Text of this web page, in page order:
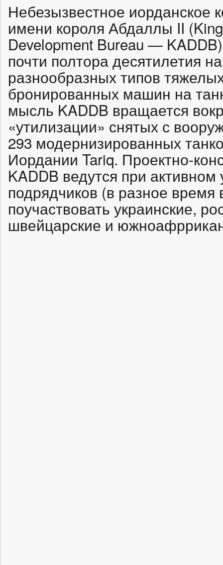
Небезызвестное иорданское
имени короля Абдаллы II
Development Bureau —
почти полтора десятилетия
разнообразных типов
бронированных машин на
мысль KADDB вращается
«утилизации» снятых с
293 модернизированных
Иордании Tariq. Проектно-
KADDB ведутся при
подрядчиков (в разное время
поучаствовать украинские,
швейцарские и